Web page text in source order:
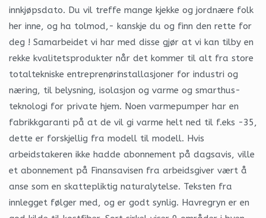
innkjøpsdato. Du vil treffe mange kjekke og jordnære folk
her inne, og ha tolmod,- kanskje du og finn den rette for
deg ! Samarbeidet vi har med disse gjør at vi kan tilby en
rekke kvalitetsprodukter når det kommer til alt fra store
totaltekniske entreprenørinstallasjoner for industri og
næring, til belysning, isolasjon og varme og smarthus-
teknologi for private hjem. Noen varmepumper har en
fabrikkgaranti på at de vil gi varme helt ned til f.eks -35,
dette er forskjellig fra modell til modell. Hvis
arbeidstakeren ikke hadde abonnement på dagsavis, ville
et abonnement på Finansavisen fra arbeidsgiver vært å
anse som en skattepliktig naturalytelse. Teksten fra
innlegget følger med, og er godt synlig. Havregryn er en